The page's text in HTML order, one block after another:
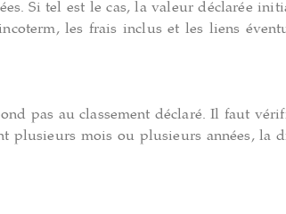
Si tel est le cas, la valeur déclarée
les frais inclus et les liens
pas au classement déclaré. Il faut
plusieurs mois ou plusieurs années, la